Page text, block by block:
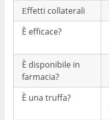
Еffetti collaterali
È efficace?
È disponibile in
farmacia?
È una truffa?